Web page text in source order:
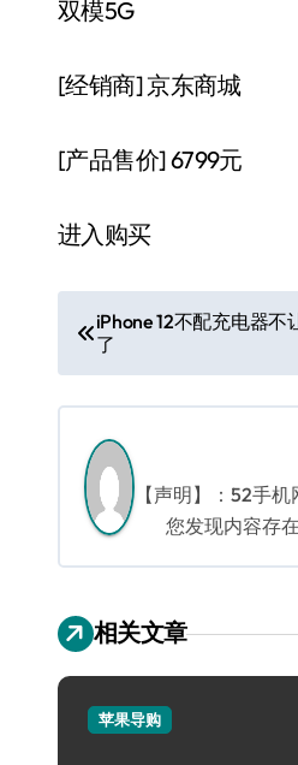
双模5G
[经销商]京东商城
[产品售价]6799元
进入购买
文
章
导
航
iPhone 12不配充电器
了
【声明】：52手机
您发现内容存
相关文章
苹果导购